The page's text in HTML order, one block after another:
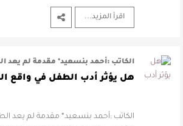
اقرأ المزيد...
الكاتب :أحمد بنسعيد* مقدمة لم يعد
بالأمس… ولم تعد القصة الور …
هل يؤثر أدب الطفل في واقع
الكاتب :أحمد بنسعيد* مقدمة لم يعد